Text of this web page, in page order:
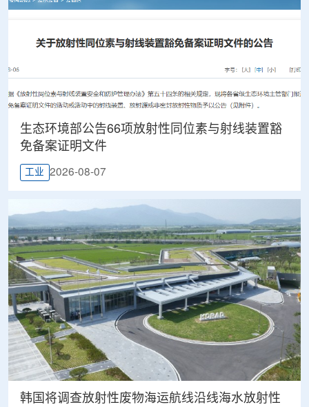
生态环境部公告66项放射性同位素与射线装置豁
免备案证明文件
工业 2026-08-07
韩国将调查放射性废物海运航线沿线海水放射性